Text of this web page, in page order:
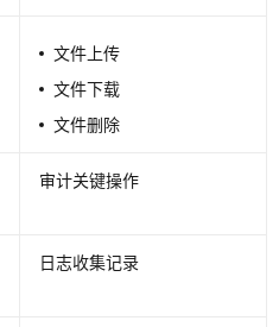
文件上传
文件下载
文件删除
审计关键操作
日志收集记录